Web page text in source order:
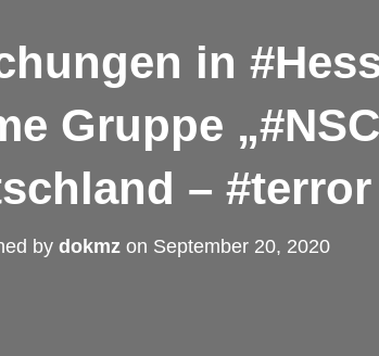
in
Gruppe
– #terror
by dokmz on September 20, 2020